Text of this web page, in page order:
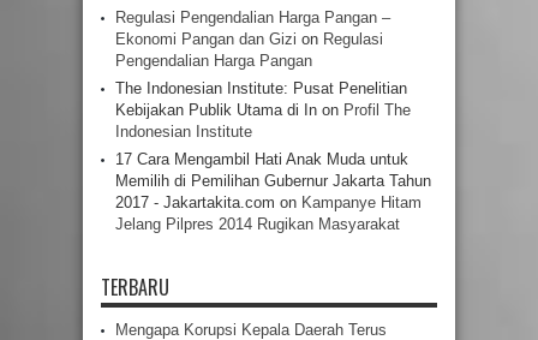
Regulasi Pengendalian Harga Pangan –
Ekonomi Pangan dan Gizi on Regulasi
Pengendalian Harga Pangan
The Indonesian Institute: Pusat Penelitian
Kebijakan Publik Utama di In on Profil The
Indonesian Institute
17 Cara Mengambil Hati Anak Muda untuk
Memilih di Pemilihan Gubernur Jakarta Tahun
2017 - Jakartakita.com on Kampanye Hitam
Jelang Pilpres 2014 Rugikan Masyarakat
TERBARU
Mengapa Korupsi Kepala Daerah Terus